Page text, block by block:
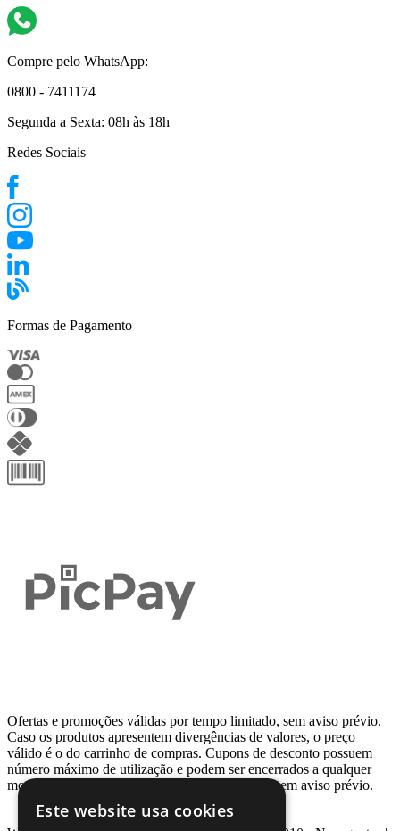
Compre pelo WhatsApp:
0800 - 7411174
Segunda a Sexta: 08h às 18h
Redes Sociais
Formas de Pagamento
Ofertas e promoções válidas por tempo limitado, sem aviso prévio.
Caso os produtos apresentem divergências de valores, o preço
válido é o do carrinho de compras. Cupons de desconto possuem
número máximo de utilização e podem ser encerrados a qualquer
momento, de acordo com sua disponibilidade e sem aviso prévio.
Este website usa cookies